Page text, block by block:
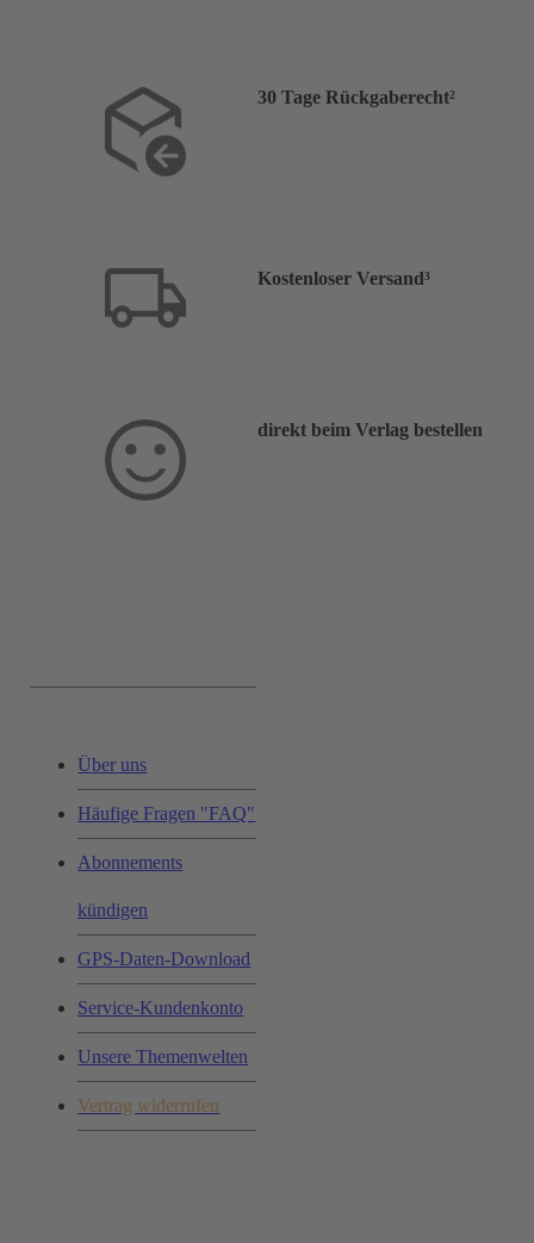
30 Tage Rückgaberecht²
Kostenloser Versand³
direkt beim Verlag bestellen
Über uns
Häufige Fragen "FAQ"
Abonnements
kündigen
GPS-Daten-Download
Service-Kundenkonto
Unsere Themenwelten
Vertrag widerrufen